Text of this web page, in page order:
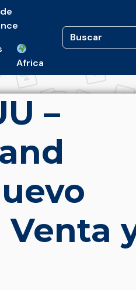
Africa
–